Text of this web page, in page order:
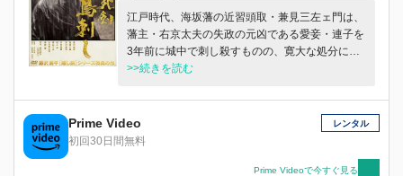
江戸時代、海坂藩の近習頭取・兼見三左ェ門は、
藩主・右京太夫の失政の元凶である愛妾・連子を
3年前に城中で刺し殺すものの、寛大な処分によ
って再び藩主に仕えることに。亡妻・睦江のめい
日々の中で生きる力を取り戻すが……。
>>続きを読む
Prime Video
初回30日間無料
レンタル
Prime Videoで今すぐ見る